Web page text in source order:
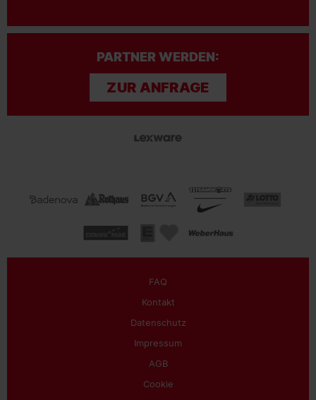
PARTNER WERDEN:
ZUR ANFRAGE
FAQ
Kontakt
Datenschutz
Impressum
AGB
Cookie